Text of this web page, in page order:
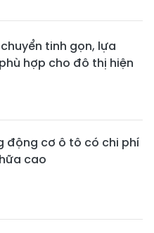
chuyển tinh gọn, lựa
hợp cho đô thị hiện
động cơ ô tô có chi phí
cao